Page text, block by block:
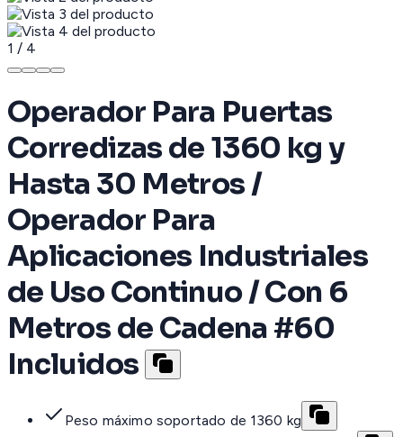
1 / 4
Operador Para Puertas
Corredizas de 1360 kg y
Hasta 30 Metros /
Operador Para
Aplicaciones Industriales
de Uso Continuo / Con 6
Metros de Cadena #60
Incluidos
Peso máximo soportado de 1360 kg